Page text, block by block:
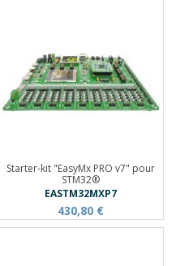
Starter-kit "EasyMx PRO v7" pour
STM32®
EASTM32MXP7
430,80 €